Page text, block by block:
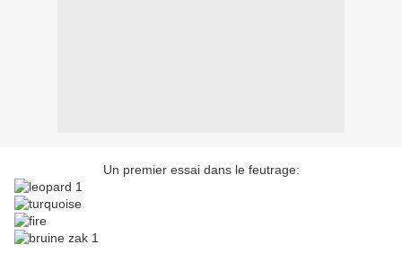
Un premier essai dans le feutrage: